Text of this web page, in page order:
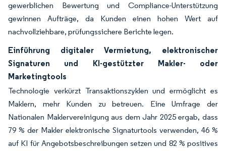
gewerblichen Bewertung und Compliance-Unterstützung
gewinnen Aufträge, da Kunden einen hohen Wert auf
nachvollziehbare, prüfungssichere Berichte legen.
Einführung digitaler Vermietung, elektronischer
Signaturen und KI-gestützter Makler- oder
Marketingtools
Technologie verkürzt Transaktionszyklen und ermöglicht es
Maklern, mehr Kunden zu betreuen. Eine Umfrage der
Nationalen Maklervereinigung aus dem Jahr 2025 ergab, dass
79 % der Makler elektronische Signaturtools verwenden, 46 %
auf KI für Angebotsbeschreibungen setzen und 82 % positives